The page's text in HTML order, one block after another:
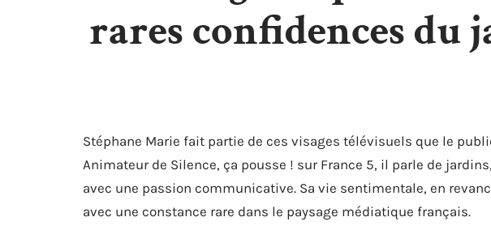
rares confidences du
Stéphane Marie fait partie de ces visages télévisuels que le
Animateur de Silence, ça pousse ! sur France 5, il parle de
avec une passion communicative. Sa vie sentimentale, en
avec une constance rare dans le paysage médiatique français.